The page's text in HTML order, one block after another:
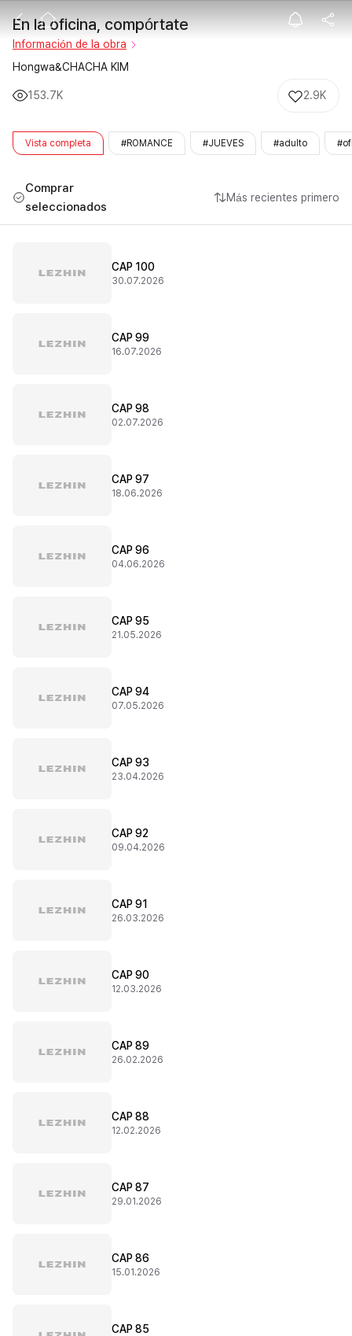
En la oficina,
En la oficina, compórtate
Información de la obra
Hongwa&CHACHA KIM
153.7K 2.9K
Vista completa #ROMANCE #JUEVES #adulto
Comprar
seleccionados
Más recientes primero
CAP 100
30.07.2026
CAP 99
16.07.2026
CAP 98
02.07.2026
CAP 97
18.06.2026
CAP 96
04.06.2026
CAP 95
21.05.2026
CAP 94
07.05.2026
CAP 93
23.04.2026
CAP 92
09.04.2026
CAP 91
26.03.2026
CAP 90
12.03.2026
CAP 89
26.02.2026
CAP 88
12.02.2026
CAP 87
29.01.2026
CAP 86
15.01.2026
CAP 85